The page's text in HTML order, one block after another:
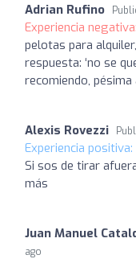
Adrian Rufino
Experiencia negativa:
pelotas para
respuesta: ‘no se
recomiendo, pésima
Alexis Rovezzi
Experiencia positiva:
Si sos de tirar
más
Juan Manuel
ago